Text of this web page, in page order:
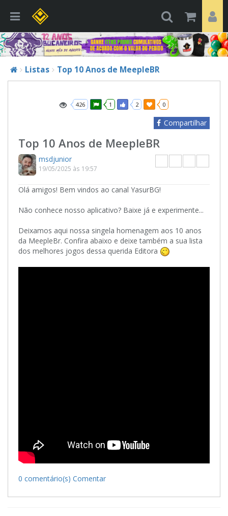
Listas Top 10 Anos de MeepleBR
426 1 2 0
Compartilhar
Top 10 Anos de MeepleBR
msdjunior
19/05/2025 às 19:57
Olá amigos! Bem vindos ao canal YasurBG!
Não conhece nosso aplicativo? Baixe já e experimente...
Deixamos aqui nossa singela homenagem aos 10 anos
da MeepleBr. Confira abaixo e deixe também a sua lista
dos melhores jogos dessa querida Editora
0 comentário(s) Comentar